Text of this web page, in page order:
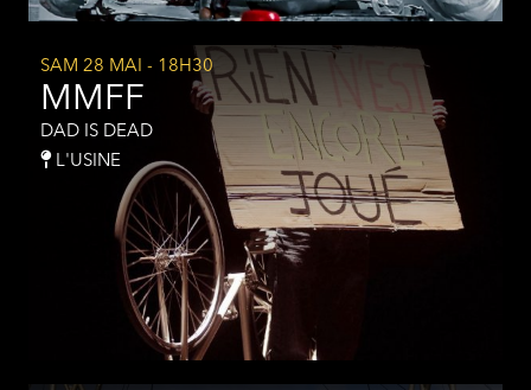
SAM 28 MAI - 18H30
MMFF
DAD IS DEAD
L'USINE